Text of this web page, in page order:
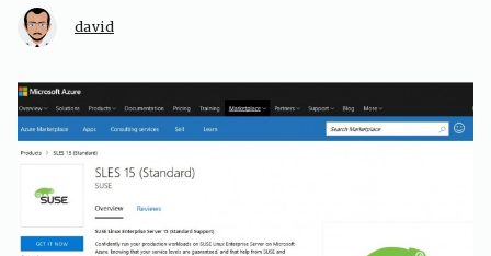
david